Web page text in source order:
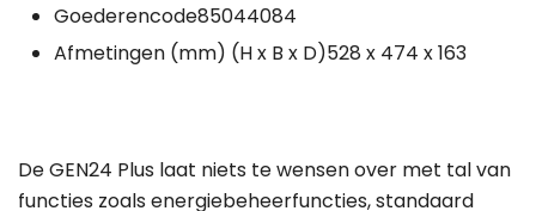
Goederencode85044084
Afmetingen (mm) (H x B x D)528 x 474 x 163
De GEN24 Plus laat niets te wensen over met tal van
functies zoals energiebeheerfuncties, standaard